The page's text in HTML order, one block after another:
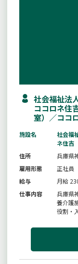
社会福祉
ココロネ住
室）／ココ
施設名
社会福
ネ住吉
住所
兵庫県
雇用形態
正社員
給与
月給
仕事内容
兵庫県
養介護
役割・
囲：法